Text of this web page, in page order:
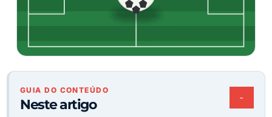
GUIA DO CONTEÚDO
Neste artigo −